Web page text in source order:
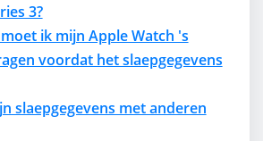
3?
ik mijn Apple Watch 's
voordat het slaepgegevens
slaepgegevens met anderen